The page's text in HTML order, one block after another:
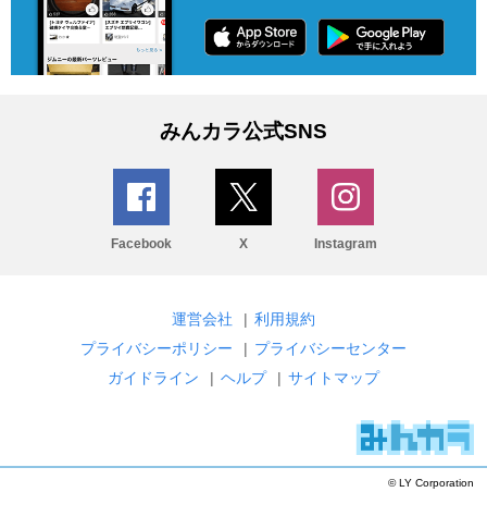
みんカラ公式SNS
Facebook X Instagram
運営会社 | 利用規約
プライバシーポリシー
| プライバシーセンター
ガイドライン
| ヘルプ | サイトマップ
© LY Corporation